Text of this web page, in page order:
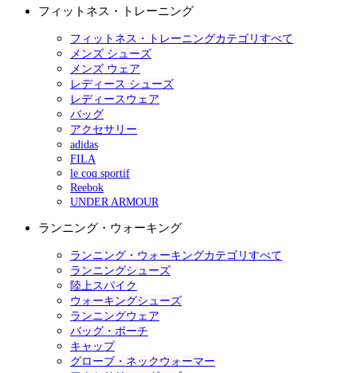
フィットネス・トレーニング
フィットネス・トレーニングカテゴリすべて
メンズ シューズ
メンズ ウェア
レディース シューズ
レディースウェア
バッグ
アクセサリー
adidas
FILA
le coq sportif
Reebok
UNDER ARMOUR
ランニング・ウォーキング
ランニング・ウォーキングカテゴリすべて
ランニングシューズ
陸上スパイク
ウォーキングシューズ
ランニングウェア
バッグ・ポーチ
キャップ
グローブ・ネックウォーマー